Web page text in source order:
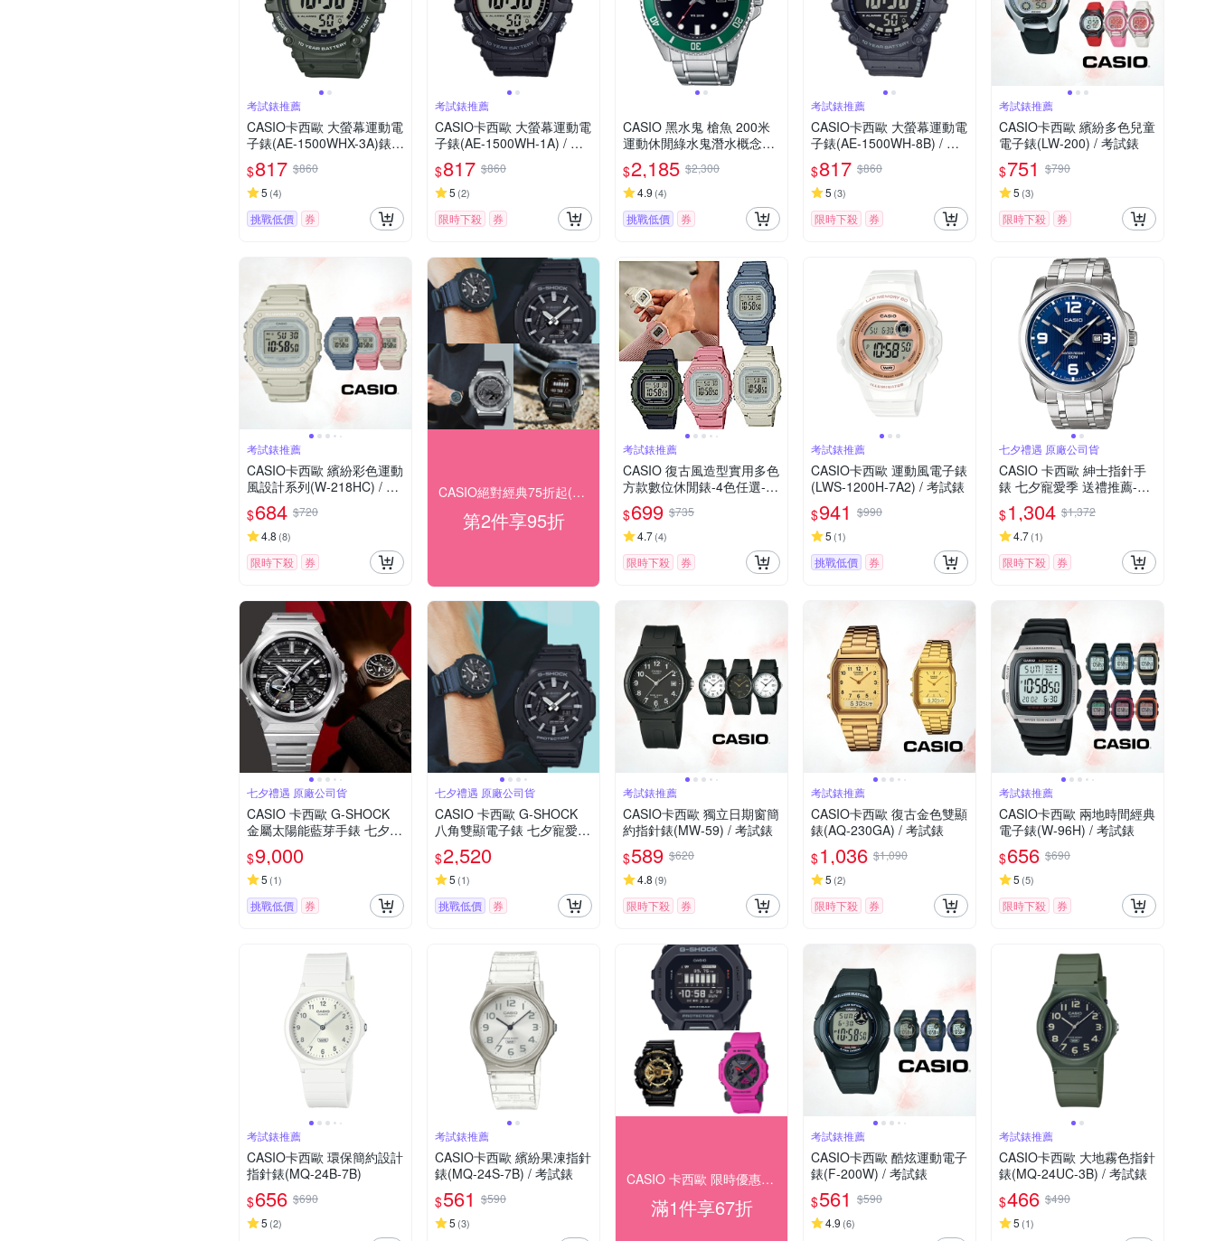
考試錶推薦
CASIO卡西歐 大螢幕運動電
子錶(AE-1500WHX-3A)錶帶
加長款 / 考試錶
$817 $860
5 (4)
挑戰低價 券
考試錶推薦
CASIO卡西歐 大螢幕運動電
子錶(AE-1500WH-1A) / 考
試錶
$817 $860
5 (2)
限時下殺 券
CASIO 黑水鬼 槍魚 200米
運動休閒綠水鬼潛水概念錶
(不鏽鋼X綠圈) MDV-107D-3
A
$2,185 $2,300
4.9 (4)
挑戰低價 券
考試錶推薦
CASIO卡西歐 大螢幕運動電
子錶(AE-1500WH-8B) / 考
試錶
$817 $860
5 (3)
限時下殺 券
考試錶推薦
CASIO卡西歐 繽紛多色兒童
電子錶(LW-200) / 考試錶
$751 $790
5 (3)
限時下殺 券
考試錶推薦
CASIO卡西歐 繽紛彩色運動
風設計系列(W-218HC) / 考
試錶
$684 $720
4.8 (8)
限時下殺 券
CASIO絕對經典75折起(折後)
第2件享95折
考試錶推薦
CASIO 復古風造型實用多色
方款數位休閒錶-4色任選-
(W-218HC) / 43.2mm / 考
試錶
$699 $735
4.7(4)
限時下殺 券
考試錶推薦
CASIO卡西歐 運動風電子錶
(LWS-1200H-7A2) / 考試錶
$941 $990
5 (1)
挑戰低價 券
七夕禮遇 原廠公司貨
CASIO 卡西歐 紳士指針手
錶 七夕寵愛季 送禮推薦-藍x
銀 MTP-1314D-2A
$1,304 $1,372
4.7(1)
限時下殺 券
七夕禮遇 原廠公司貨
CASIO 卡西歐 G-SHOCK
金屬太陽能藍芽手錶 七夕寵
愛季 送禮推薦 GST-B1000
D-1A
$9,000
5 (1)
挑戰低價 券
七夕禮遇 原廠公司貨
CASIO 卡西歐 G-SHOCK
八角雙顯電子錶 七夕寵愛季
送禮推薦 GA-2100-1A
$2,520
5 (1)
挑戰低價 券
考試錶推薦
CASIO卡西歐 獨立日期窗簡
約指針錶(MW-59) / 考試錶
$589 $620
4.8 (9)
限時下殺 券
考試錶推薦
CASIO卡西歐 復古金色雙顯
錶(AQ-230GA) / 考試錶
$1,036 $1,090
5 (2)
限時下殺 券
考試錶推薦
CASIO卡西歐 兩地時間經典
電子錶(W-96H) / 考試錶
$656 $690
5 (5)
限時下殺 券
考試錶推薦
CASIO卡西歐 環保簡約設計
指針錶(MQ-24B-7B)
$656 $690
5 (2)
考試錶推薦
CASIO卡西歐 繽紛果凍指針
錶(MQ-24S-7B) / 考試錶
$561 $590
5 (3)
CASIO 卡西歐 限時優惠 結帳 67折
滿1件享67折
考試錶推薦
CASIO卡西歐 酷炫運動電子
錶(F-200W) / 考試錶
$561 $590
4.9 (6)
考試錶推薦
CASIO卡西歐 大地霧色指針
錶(MQ-24UC-3B) / 考試錶
$466 $490
5 (1)